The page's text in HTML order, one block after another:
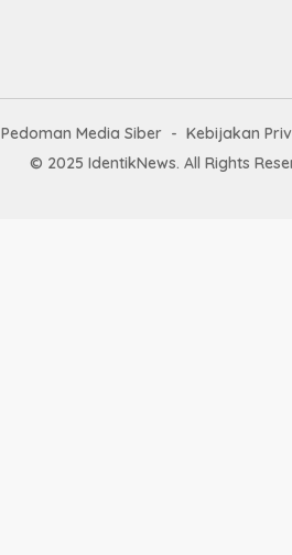
Pedoman Media Siber Kebijakan
© 2025 IdentikNews. All Rights